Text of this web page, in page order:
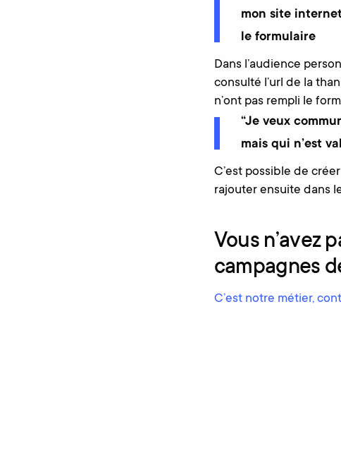
mon site
le formulaire
Dans l’audience
consulté l’url de la
n’ont pas rempli le
“Je veux
mais qui n’est
C’est possible de
rajouter ensuite dans
Vous n’avez
campagnes
C’est notre métier,